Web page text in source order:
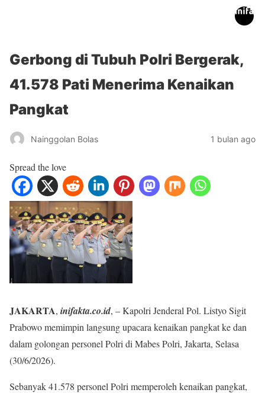
Gerbong di Tubuh Polri Bergerak,
41.578 Pati Menerima Kenaikan
Pangkat
Nainggolan Bolas 1 bulan ago
Spread the love
JAKARTA, inifakta.co.id, – Kapolri Jenderal Pol. Listyo Sigit
Prabowo memimpin langsung upacara kenaikan pangkat ke dan
dalam golongan personel Polri di Mabes Polri, Jakarta, Selasa
(30/6/2026).
Sebanyak 41.578 personel Polri memperoleh kenaikan pangkat,